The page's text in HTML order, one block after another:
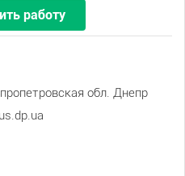
работу
обл. Днепр